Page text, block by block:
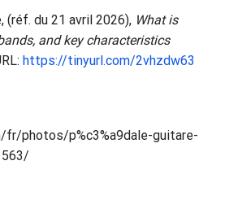
(réf. du 21 avril 2026), What is
and key characteristics
https://tinyurl.com/2vhzdw63
fr/photos/p%c3%a9dale-guitare-